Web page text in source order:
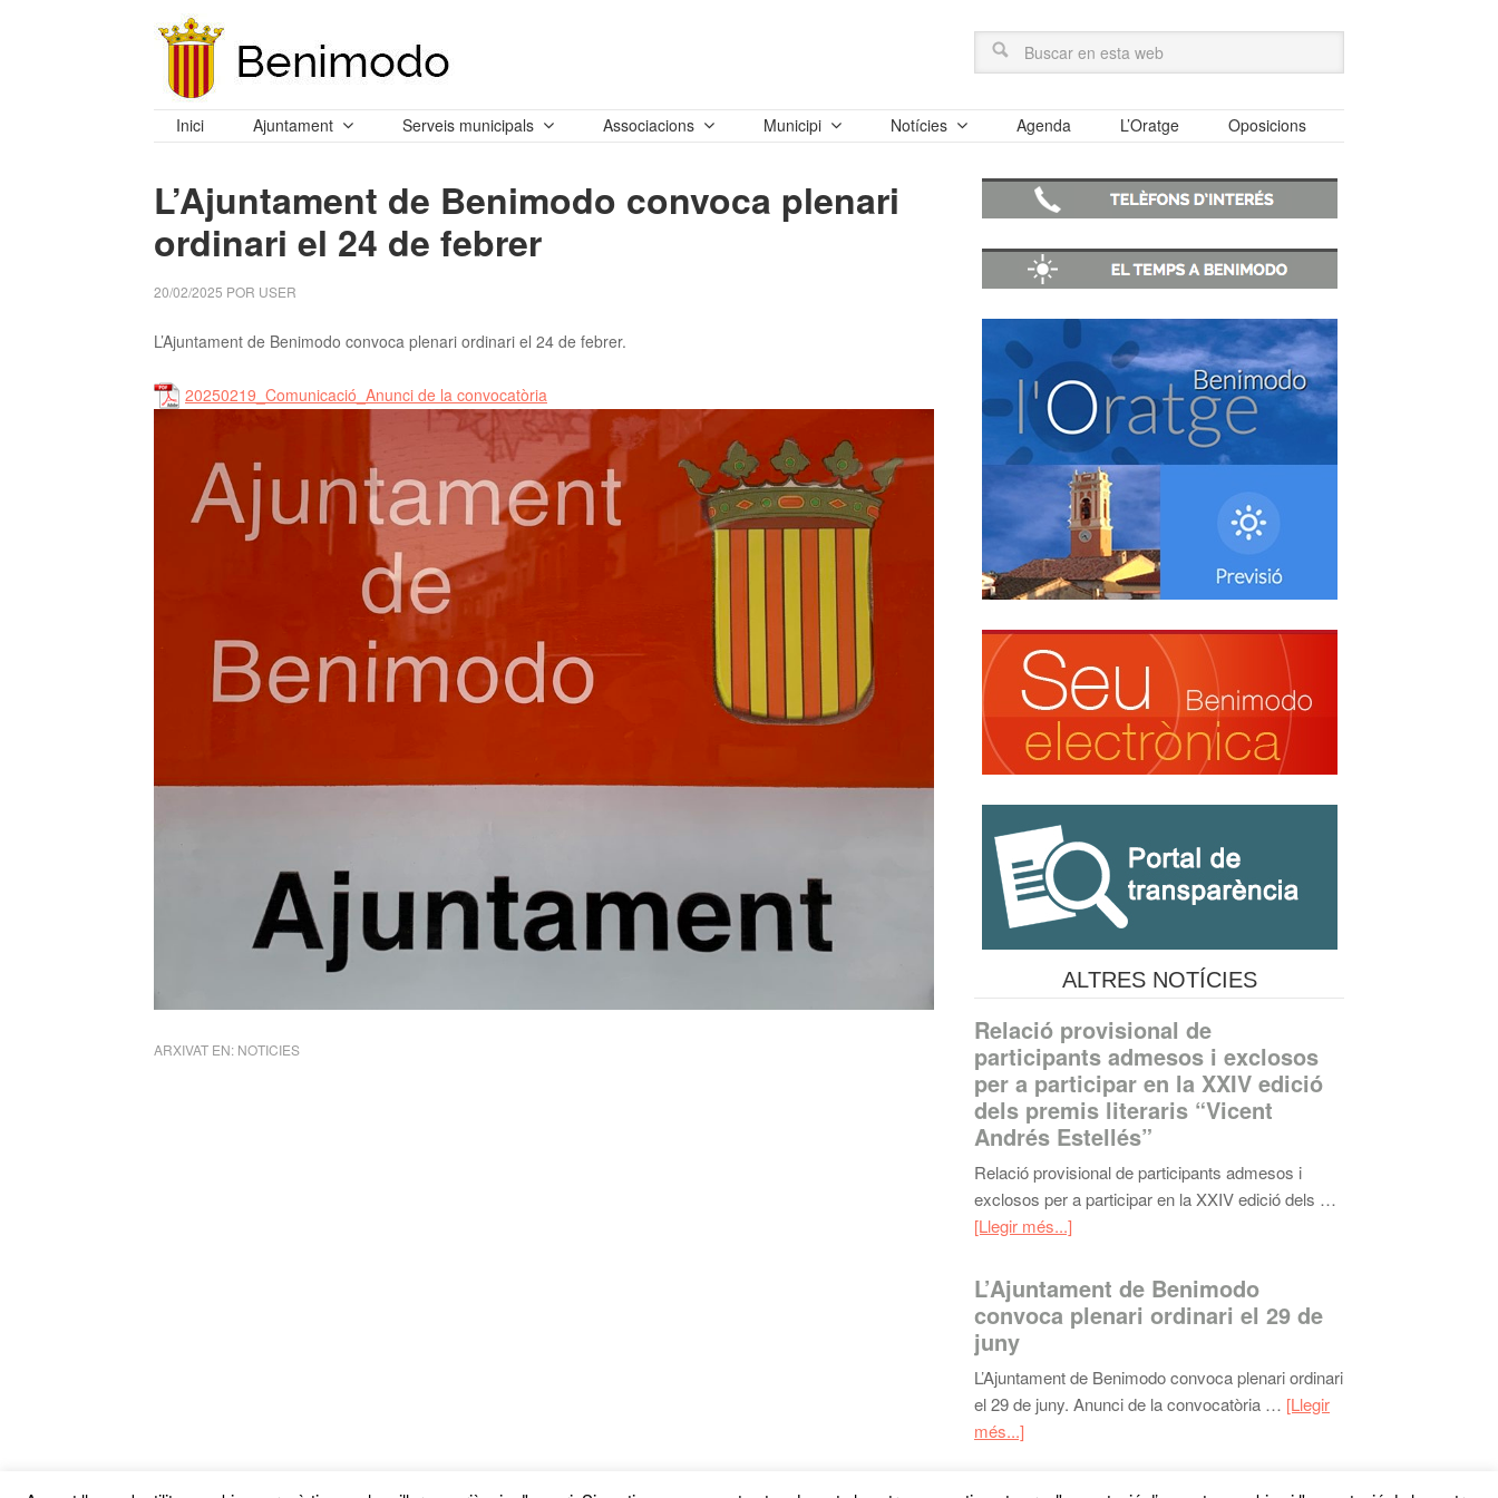
Inici Ajuntament Serveis municipals Associacions Municipi Notícies Agenda L’Oratge Oposicions
L’Ajuntament de Benimodo convoca plenari
ordinari el 24 de febrer
20/02/2025 POR USER
L’Ajuntament de Benimodo convoca plenari ordinari el 24 de febrer.
20250219_Comunicació_Anunci de la convocatòria
ARXIVAT EN: NOTICIES
ALTRES NOTÍCIES
Relació provisional de
participants admesos i exclosos
per a participar en la XXIV edició
dels premis literaris “Vicent
Andrés Estellés”
Relació provisional de participants admesos i
exclosos per a participar en la XXIV edició dels …
[Llegir més...]
L’Ajuntament de Benimodo
convoca plenari ordinari el 29 de
juny
L’Ajuntament de Benimodo convoca plenari ordinari
el 29 de juny. Anunci de la convocatòria … [Llegir
més...]